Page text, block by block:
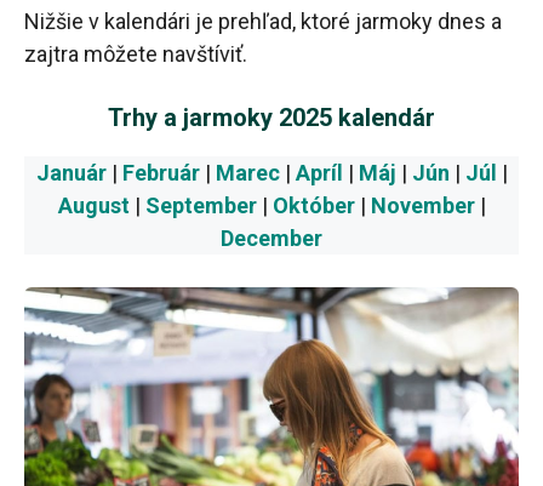
Nižšie v kalendári je prehľad, ktoré jarmoky dnes a
zajtra môžete navštíviť.
Trhy a jarmoky 2025 kalendár
Január| Február| Marec| Apríl | Máj | Jún | Júl |
August| September| Október| November|
December